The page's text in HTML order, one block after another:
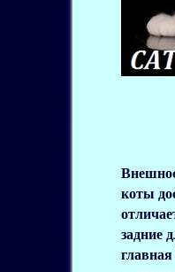
коты
задние